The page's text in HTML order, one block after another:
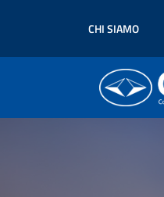
CHI SIAMO